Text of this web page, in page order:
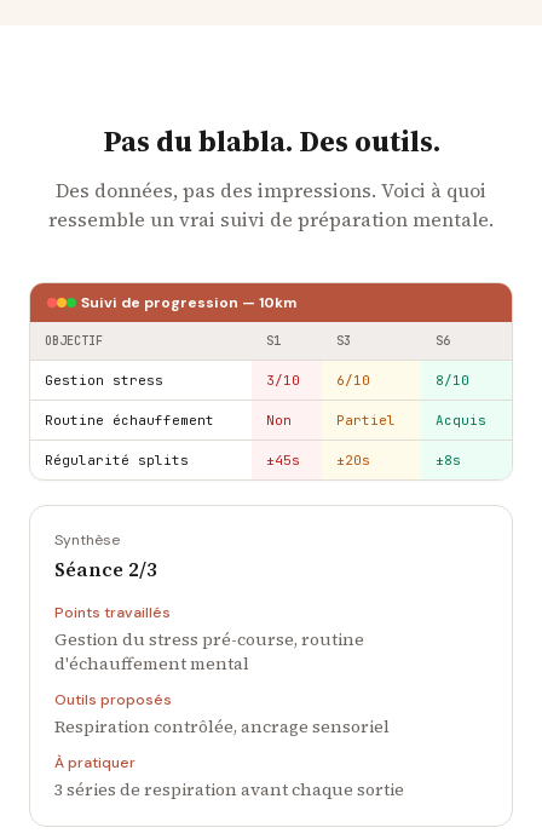
Pas du blabla. Des outils.
Des données, pas des impressions. Voici à quoi
ressemble un vrai suivi de préparation mentale.
Suivi de progression — 10km
OBJECTIF S1 S3 S6
Gestion stress 3/10 6/10 8/10
Routine échauffement Non Partiel Acquis
Régularité splits ±45s ±20s ±8s
Synthèse
Séance 2/3
Points travaillés
Gestion du stress pré-course, routine
d'échauffement mental
Outils proposés
Respiration contrôlée, ancrage sensoriel
À pratiquer
3 séries de respiration avant chaque sortie